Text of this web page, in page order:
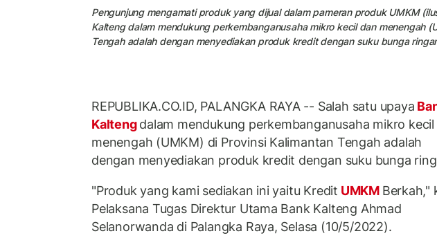
Pengunjung mengamati produk yang dijual dalam pameran produk UMKM
Kalteng dalam mendukung perkembanganusaha mikro kecil dan menengah
Tengah adalah dengan menyediakan produk kredit dengan suku bunga
REPUBLIKA.CO.ID, PALANGKA RAYA -- Salah satu upaya
Kaltengdalam mendukung perkembanganusaha mikro kecil
menengah (UMKM) di Provinsi Kalimantan Tengah adalah
dengan menyediakan produk kredit dengan suku bunga
"Produk yang kami sediakan ini yaitu Kredit UMKM Berkah,"
Pelaksana Tugas Direktur Utama Bank Kalteng Ahmad
Selanorwanda di Palangka Raya, Selasa (10/5/2022).